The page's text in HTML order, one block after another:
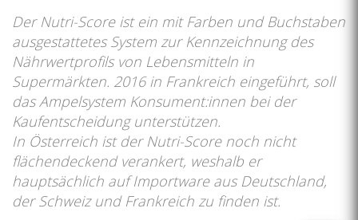
Der Nutri-Score ist ein mit Farben und Buchstaben
ausgestattetes System zur Kennzeichnung des
Nährwertprofils von Lebensmitteln in
Supermärkten. 2016 in Frankreich eingeführt, soll
das Ampelsystem Konsument:innen bei der
Kaufentscheidung unterstützen.
In Österreich ist der Nutri-Score noch nicht
flächendeckend verankert, weshalb er
hauptsächlich auf Importware aus Deutschland,
der Schweiz und Frankreich zu finden ist.